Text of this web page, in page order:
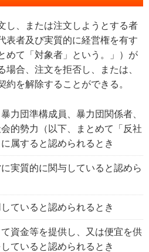
し、または注文しようとする者
表者及び実質的に経営権を有す
めて「対象者」という。」）が
場合、注文を拒否し、または、
約を解除することができる。
力団準構成員、暴力団関係者、
的勢力（以下、まとめて「反社
属すると認められるとき
実質的に関与していると認めら
ていると認められるとき
資金等を提供し、又は便宜を供
ていると認められるとき